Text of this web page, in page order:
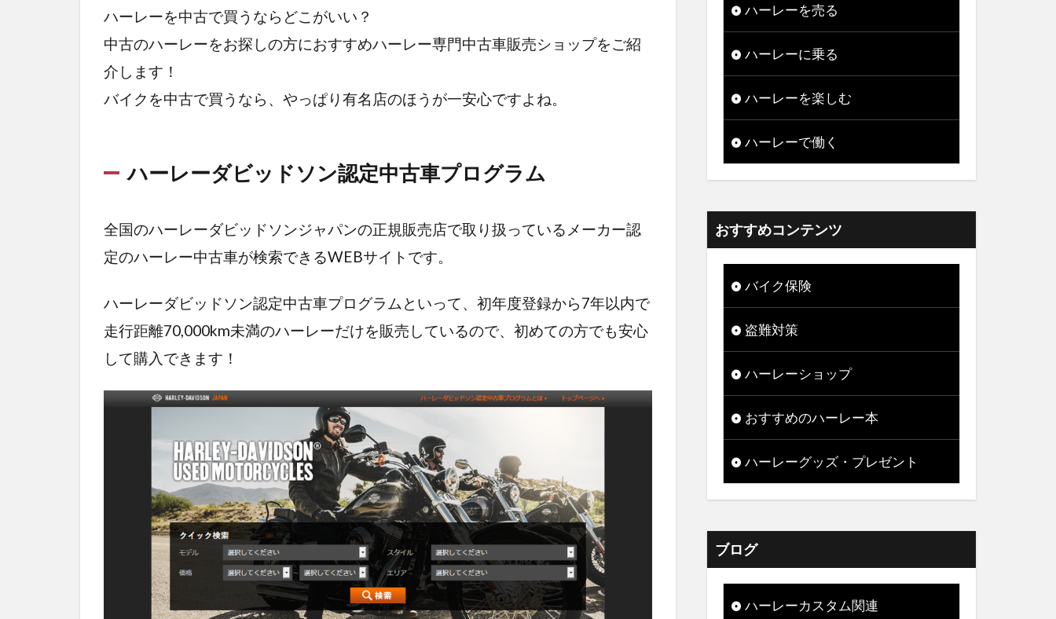
ソン
中古
車プ
ラム
レー
ソン
セン
ル
1.3
U-
MEDIA
(ユー
メディ
1.4
REDBARON
(レッドバロ
ン)
1.5
リ
グニス
(Rignise)
ハーレーを中古で買うならどこがいい？
中古のハーレーをお探しの方におすすめハーレー専門中古車販売ショップをご紹
介します！
バイクを中古で買うなら、やっぱり有名店のほうが一安心ですよね。
ハーレーダビッドソン認定中古車プログラム
全国のハーレーダビッドソンジャパンの正規販売店で取り扱っているメーカー認
定のハーレー中古車が検索できるWEBサイトです。
ハーレーダビッドソン認定中古車プログラムといって、初年度登録から7年以内で
走行距離70,000km未満のハーレーだけを販売しているので、初めての方でも安心
して購入できます！
ハーレーを売る
ハーレーに乗る
ハーレーを楽しむ
ハーレーで働く
おすすめコンテンツ
バイク保険
盗難対策
ハーレーショップ
おすすめのハーレー本
ハーレーグッズ・プレゼント
ブログ
ハーレーカスタム関連